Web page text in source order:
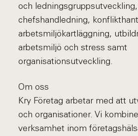
och ledningsgruppsutveckling,
chefshandledning,
arbetsmiljökartläggning,
arbetsmiljö och stress samt
organisationsutveckling.
Om oss
Kry Företag arbetar med att
och organisationer. Vi
verksamhet inom